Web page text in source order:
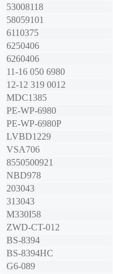
53008118
58059101
6110375
6250406
6260406
11-16 050 6980
12-12 319 0012
MDC1385
PE-WP-6980
PE-WP-6980P
LVBD1229
VSA706
8550500921
NBD978
203043
313043
M330I58
ZWD-CT-012
BS-8394
BS-8394HC
G6-089